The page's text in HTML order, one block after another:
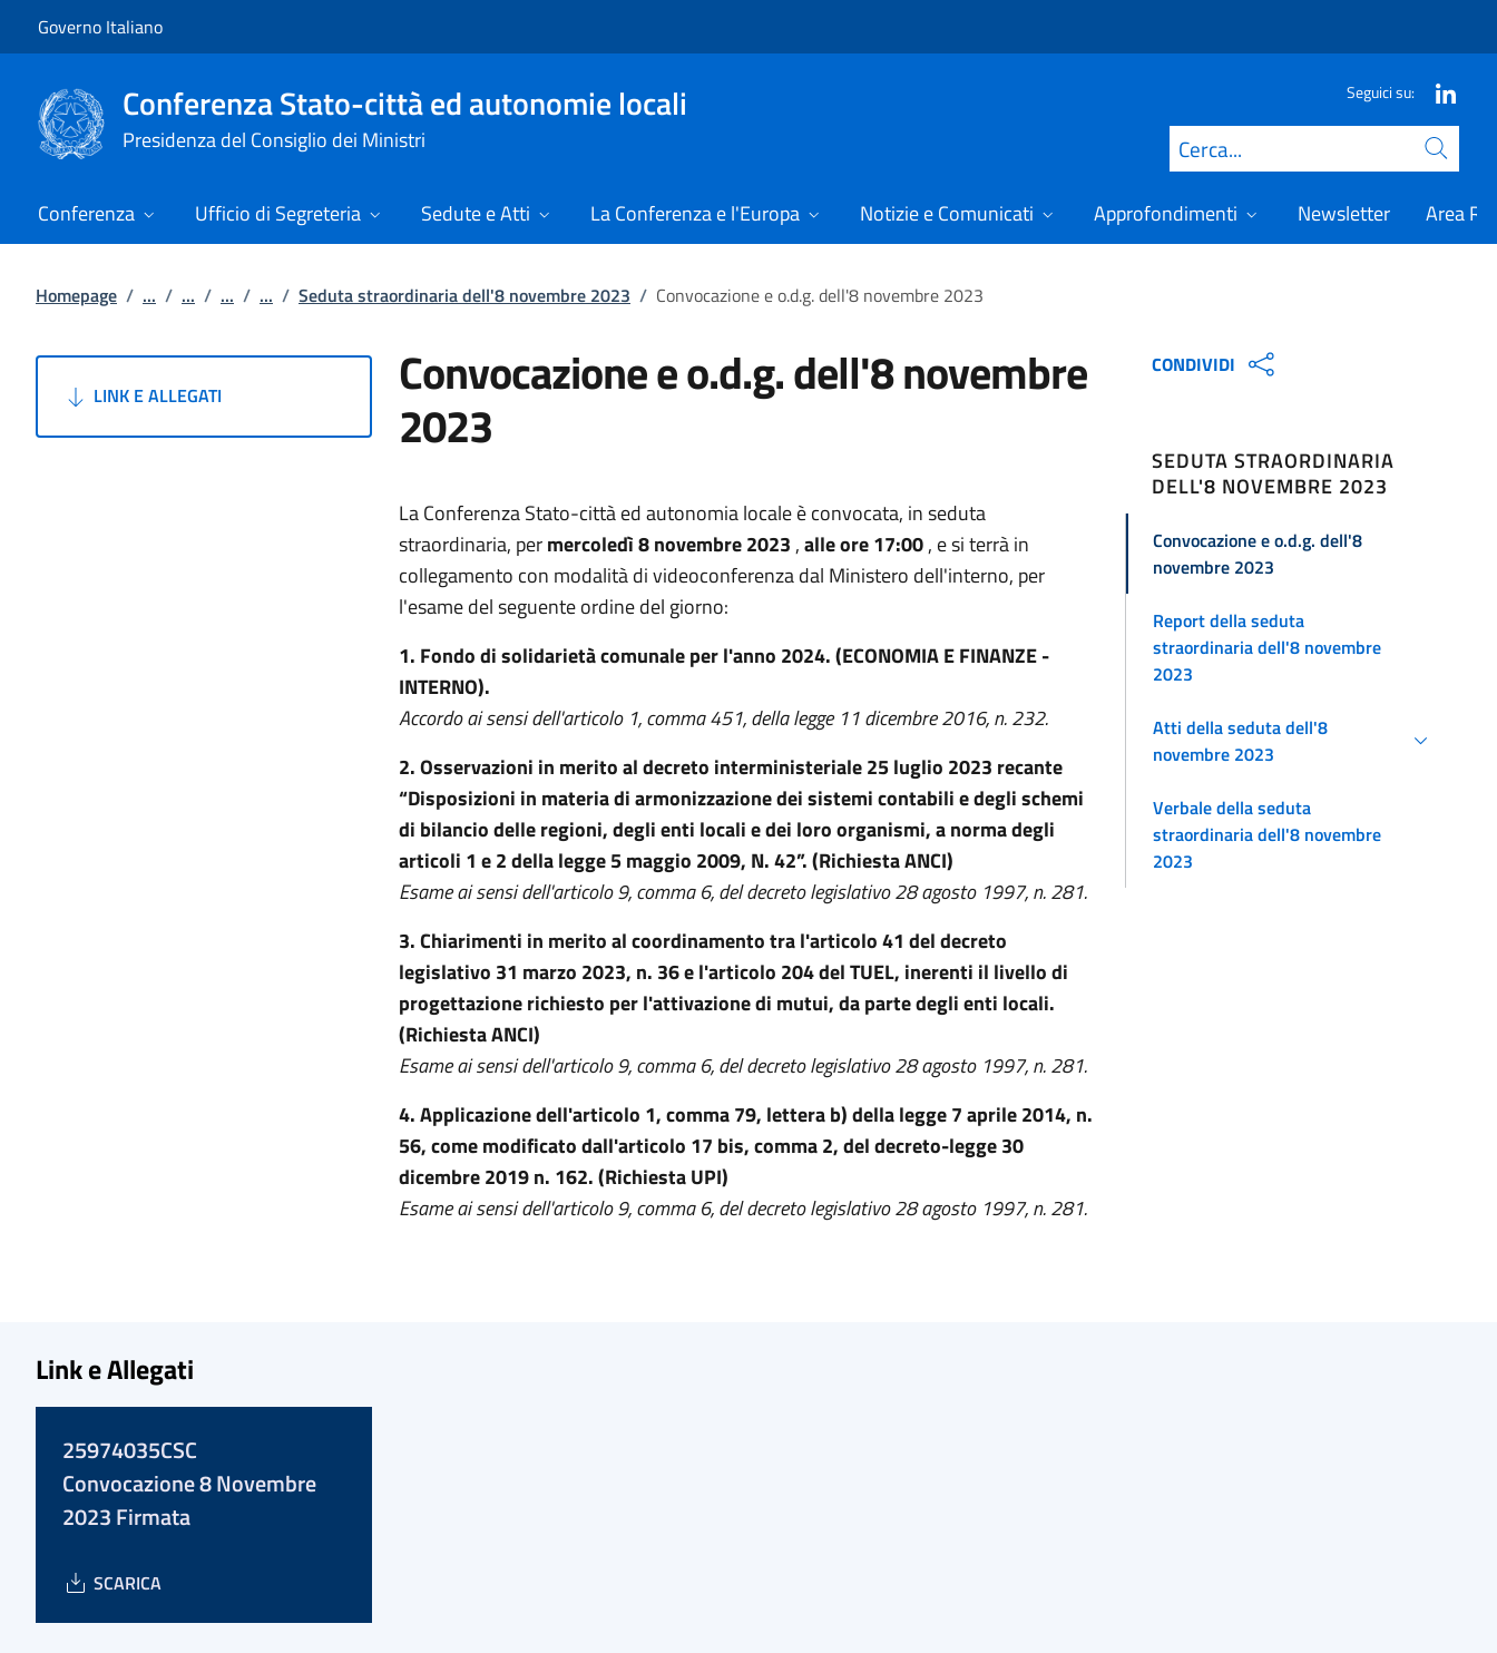
Governo Italiano
Conferenza Stato-città ed autonomie locali
Presidenza del Consiglio dei Ministri
Seguici su:
Cerca
Conferenza Ufficio di Segreteria Sedute e Atti La Conferenza e l'Europa Notizie e Comunicati Approfondimenti Newsletter Area
Homepage / ... / ... / ... / ... / Seduta straordinaria dell'8 novembre 2023 / Convocazione e o.d.g. dell'8 novembre 2023
LINK E ALLEGATI Convocazione e o.d.g. dell'8 novembre
2023
La Conferenza Stato-città ed autonomia locale è convocata, in seduta
straordinaria, permercoledì 8 novembre 2023 ,alle ore 17:00, e si terrà in
collegamento con modalità di videoconferenza dal Ministero dell'interno, per
l'esame del seguente ordine del giorno:
1. Fondo di solidarietà comunale per l'anno 2024. (ECONOMIA E FINANZE -
INTERNO).
Accordo ai sensi dell'articolo 1, comma 451, della legge 11 dicembre 2016, n. 232.
2. Osservazioni in merito al decreto interministeriale 25 luglio 2023 recante
“Disposizioni in materia di armonizzazione dei sistemi contabili e degli schemi
di bilancio delle regioni, degli enti locali e dei loro organismi, a norma degli
articoli 1 e 2 della legge 5 maggio 2009, N. 42”. (Richiesta ANCI)
Esame ai sensi dell'articolo 9, comma 6, del decreto legislativo 28 agosto 1997, n. 281.
3.Chiarimenti in merito al coordinamento tra l'articolo 41 del decreto
legislativo 31 marzo 2023, n. 36 e l'articolo 204 del TUEL, inerenti il ​​livello di
progettazione richiesto per l'attivazione di mutui, da parte degli enti locali.
(Richiesta ANCI)
Esame ai sensi dell'articolo 9, comma 6, del decreto legislativo 28 agosto 1997, n. 281.
4. Applicazione dell'articolo 1, comma 79, lettera b) della legge 7 aprile 2014, n.
56, come modificato dall'articolo 17 bis, comma 2, del decreto-legge 30
dicembre 2019 n. 162. (Richiesta UPI)
Esame ai sensi dell'articolo 9, comma 6, del decreto legislativo 28 agosto 1997, n. 281.
CONDIVIDI
SEDUTA STRAORDINARIA
DELL'8 NOVEMBRE 2023
Convocazione e o.d.g. dell'8
novembre 2023
Report della seduta
straordinaria dell'8 novembre
2023
Atti della seduta dell'8
novembre 2023
Verbale della seduta
straordinaria dell'8 novembre
2023
Link e Allegati
25974035CSC
Convocazione 8 Novembre
2023 Firmata
SCARICA